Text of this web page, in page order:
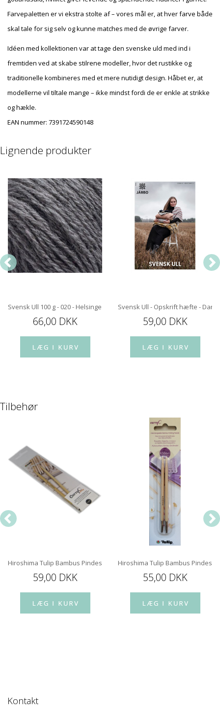
Farvepaletten er vi ekstra stolte af – vores mål er, at hver farve både
skal tale for sig selv og kunne matches med de øvrige farver.
Idéen med kollektionen var at tage den svenske uld med ind i
fremtiden ved at skabe stilrene modeller, hvor det rustikke og
traditionelle kombineres med et mere nutidigt design. Håbet er, at
modellerne vil tiltale mange – ikke mindst fordi de er enkle at strikke
og hækle.
EAN nummer: 7391724590148
Lignende produkter
Svensk Ull 100 g - 020 - Helsinge Dark
66,00 DKK
Svensk Ull - Opskrift hæfte -
59,00 DKK
Tilbehør
Hiroshima Tulip Bambus Pindespids 12 cm
59,00 DKK
Hiroshima Tulip Bambus
55,00 DKK
Kontakt